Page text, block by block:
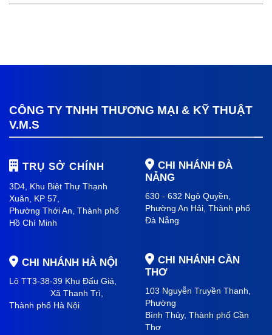
CÔNG TY TNHH THƯƠNG MẠI & KỸ THUẬT
V.M.S
TRỤ SỞ CHÍNH
3D4, Khu Biệt Thự Thạnh
Xuân, KP 57,
Phường Thới An, Thành phố
Hồ Chí Minh
CHI NHÁNH HÀ NỘI
Lô TT3-38-39 Khu Đấu Giá,
Xã Thanh Trì,
Thành phố Hà Nội
CHI NHÁNH ĐÀ
NẴNG
630 - 632 Ngô Quyền,
Phường An Hải , Thành phố
Đà Nẵng
CHI NHÁNH CẦN
THƠ
103 Nguyễn Truyền Thanh,
Phường
Bình Thủy, Thành phố Cần
Thơ